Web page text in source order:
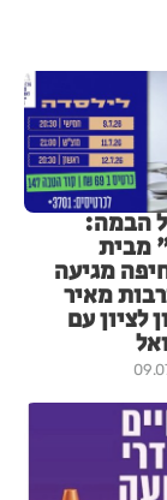
הבמה:
מבית
מגיעה
מאיר
לציון עם